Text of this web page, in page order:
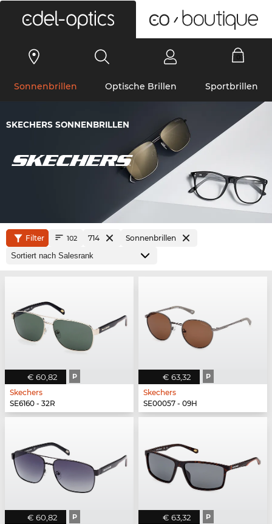
Sonnenbrillen Optische Brillen Sportbrillen
SKECHERS SONNENBRILLEN
Filter 102 714 Sonnenbrillen
€ 60,82 P
Skechers
SE6160 - 32R
€ 63,32 P
Skechers
SE00057 - 09H
€ 60,82 P € 63,32 P